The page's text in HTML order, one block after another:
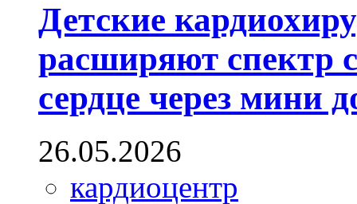
Детские
расширяют спектр
сердце через мини
26.05.2026
кардиоцентр